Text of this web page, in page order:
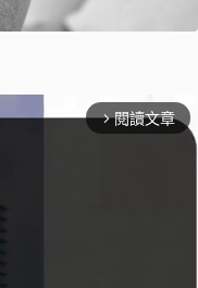
arrow_forward_ios 閱讀文章